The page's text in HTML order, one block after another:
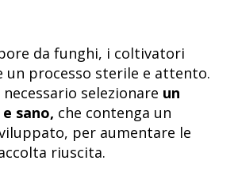
da funghi, i coltivatori
un processo sterile e attento.
selezionare un
sano, che contenga un
per aumentare le
riuscita.